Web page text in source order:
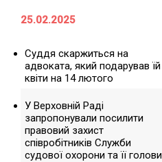
25.02.2025
Суддя скаржиться на
адвоката, який подарував їй
квіти на 14 лютого
У Верховній Раді
запропонували посилити
правовий захист
співробітників Служби
судової охорони та її голови